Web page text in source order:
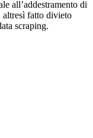
all’addestramento di
altresì fatto divieto
scraping.